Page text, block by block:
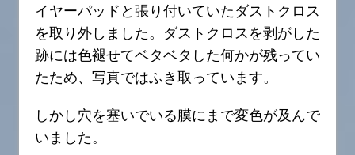
イヤーパッドと張り付いていたダストクロス
を取り外しました。ダストクロスを剥がした
跡には色褪せてベタベタした何かが残ってい
たため、写真ではふき取っています。
しかし穴を塞いでいる膜にまで変色が及んで
いました。